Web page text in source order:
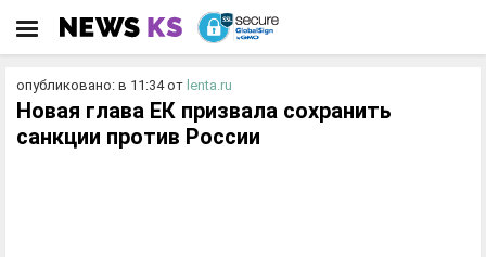
опубликовано: в 11:34от lenta.ru
Новая глава ЕК призвала сохранить
санкции против России